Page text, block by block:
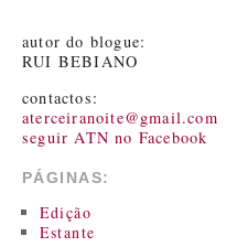
autor do blogue:
RUI BEBIANO
contactos:
aterceiranoite@gmail.com
seguir ATN no Facebook
PÁGINAS:
Edição
Estante